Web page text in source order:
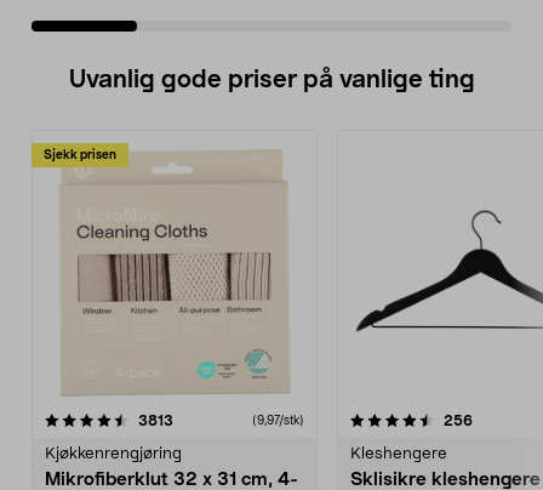
Uvanlig gode priser på vanlige ting
Sjekk prisen
3813 anmeldelser(9,97/stk)
Kjøkkenrengjøring
Mikrofiberklut 32 x 31 cm, 4-
4.5av 5 stjerner 256
Kleshengere
Sklisikre
4.5av 5 stjerner